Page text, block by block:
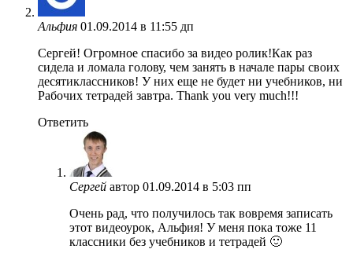
Альфия 01.09.2014 в 11:55 дп
Сергей! Огромное спасибо за видео ролик!Как раз
сидела и ломала голову, чем занять в начале пары своих
десятиклассников! У них еще не будет ни учебников, ни
Рабочих тетрадей завтра. Thank you very much!!!
Ответить
Сергей автор 01.09.2014 в 5:03 пп
Очень рад, что получилось так вовремя записать
этот видеоурок, Альфия! У меня пока тоже 11
классники без учебников и тетрадей 🙂